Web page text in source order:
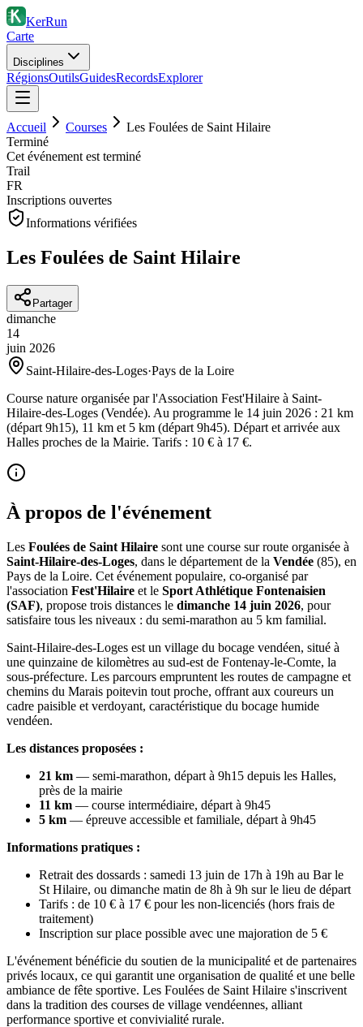
KerRun
Carte
Disciplines
RégionsOutilsGuidesRecordsExplorer
Accueil Courses
Les Foulées de Saint Hilaire
Terminé
Cet événement est terminé
Trail
FR
Inscriptions ouvertes
Informations vérifiées
Les Foulées de Saint Hilaire
Partager
dimanche
14
juin 2026
Saint-Hilaire-des-Loges·Pays de la Loire
Course nature organisée par l'Association Fest'Hilaire à Saint-
Hilaire-des-Loges (Vendée). Au programme le 14 juin 2026 : 21 km
(départ 9h15), 11 km et 5 km (départ 9h45). Départ et arrivée aux
Halles proches de la Mairie. Tarifs : 10 € à 17 €.
À propos de l'événement
Les Foulées de Saint Hilaire sont une course sur route organisée à
Saint-Hilaire-des-Loges, dans le département de la Vendée (85), en
Pays de la Loire. Cet événement populaire, co-organisé par
l'association Fest'Hilaire et le Sport Athlétique Fontenaisien
(SAF), propose trois distances le dimanche 14 juin 2026, pour
satisfaire tous les niveaux : du semi-marathon au 5 km familial.
Saint-Hilaire-des-Loges est un village du bocage vendéen, situé à
une quinzaine de kilomètres au sud-est de Fontenay-le-Comte, la
sous-préfecture. Les parcours empruntent les routes de campagne et
chemins du Marais poitevin tout proche, offrant aux coureurs un
cadre paisible et verdoyant, caractéristique du bocage humide
vendéen.
Les distances proposées :
21 km — semi-marathon, départ à 9h15 depuis les Halles,
près de la mairie
11 km — course intermédiaire, départ à 9h45
5 km — épreuve accessible et familiale, départ à 9h45
Informations pratiques :
Retrait des dossards : samedi 13 juin de 17h à 19h au Bar le
St Hilaire, ou dimanche matin de 8h à 9h sur le lieu de départ
Tarifs : de 10 € à 17 € pour les non-licenciés (hors frais de
traitement)
Inscription sur place possible avec une majoration de 5 €
L'événement bénéficie du soutien de la municipalité et de partenaires
privés locaux, ce qui garantit une organisation de qualité et une belle
ambiance de fête sportive. Les Foulées de Saint Hilaire s'inscrivent
dans la tradition des courses de village vendéennes, alliant
performance sportive et convivialité rurale.